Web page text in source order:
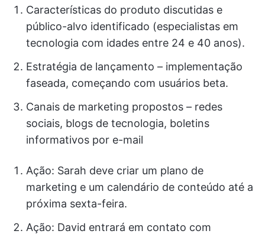
Características do produto discutidas e
público-alvo identificado (especialistas em
tecnologia com idades entre 24 e 40 anos).
Estratégia de lançamento – implementação
faseada, começando com usuários beta.
Canais de marketing propostos – redes
sociais, blogs de tecnologia, boletins
informativos por e-mail
Ação: Sarah deve criar um plano de
marketing e um calendário de conteúdo até a
próxima sexta-feira.
Ação: David entrará em contato com